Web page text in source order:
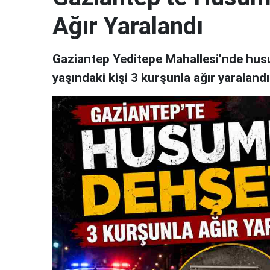
Ağır Yaralandı
Gaziantep Yeditepe Mahallesi’nde
yaşındaki kişi 3 kurşunla ağır